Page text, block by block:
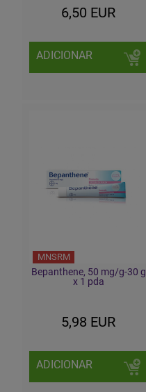
6,50 EUR
ADICIONAR
MNSRM
Bepanthene, 50 mg/g-30 g
x 1 pda
5,98 EUR
ADICIONAR